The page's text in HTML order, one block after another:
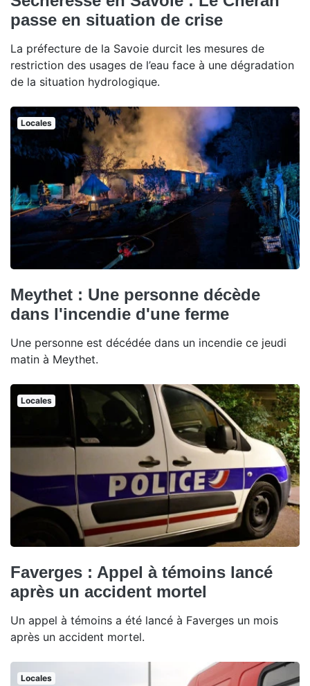
passe en situation de crise
La préfecture de la Savoie durcit les mesures de
restriction des usages de l’eau face à une dégradation
de la situation hydrologique.
Locales
Meythet : Une personne décède
dans l'incendie d'une ferme
Une personne est décédée dans un incendie ce jeudi
matin à Meythet.
Locales
Faverges : Appel à témoins lancé
après un accident mortel
Un appel à témoins a été lancé à Faverges un mois
après un accident mortel.
Locales